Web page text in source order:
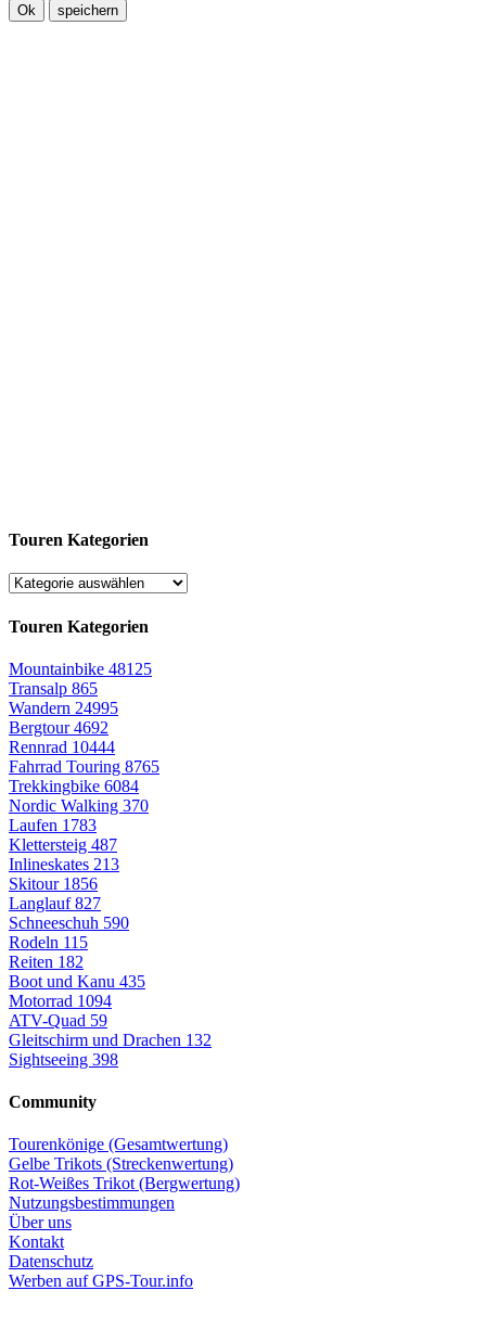
Ok speichern
Touren Kategorien
Touren Kategorien
Mountainbike 48125
Transalp 865
Wandern 24995
Bergtour4692
Rennrad 10444
Fahrrad Touring 8765
Trekkingbike 6084
Nordic Walking 370
Laufen 1783
Klettersteig 487
Inlineskates 213
Skitour 1856
Langlauf827
Schneeschuh 590
Rodeln 115
Reiten 182
Boot und Kanu 435
Motorrad 1094
ATV-Quad 59
Gleitschirm und Drachen 132
Sightseeing 398
Community
Tourenkönige (Gesamtwertung)
Gelbe Trikots (Streckenwertung)
Rot-Weißes Trikot (Bergwertung)
Nutzungsbestimmungen
Über uns
Kontakt
Datenschutz
Werben auf GPS-Tour.info